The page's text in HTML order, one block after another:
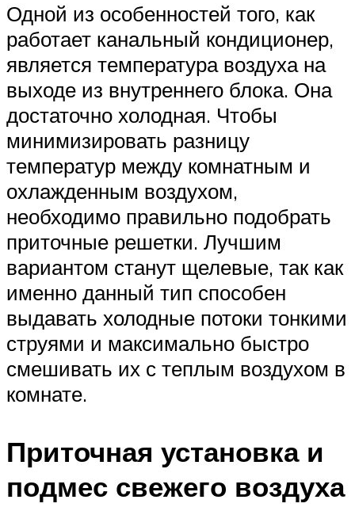
Одной из особенностей того, как
работает канальный кондиционер,
является температура воздуха на
выходе из внутреннего блока. Она
достаточно холодная. Чтобы
минимизировать разницу
температур между комнатным и
охлажденным воздухом,
необходимо правильно подобрать
приточные решетки. Лучшим
вариантом станут щелевые, так как
именно данный тип способен
выдавать холодные потоки тонкими
струями и максимально быстро
смешивать их с теплым воздухом в
комнате.
Приточная установка и
подмес свежего воздуха